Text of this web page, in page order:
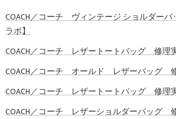
COACH／コーチ ヴィンテージ ショルダー
ラボ】
COACH／コーチ レザートートバッグ 修理
COACH／コーチ オールド レザーバッグ
COACH／コーチ レザートートバッグ 修理
COACH／コーチ レザーショルダーバッグ